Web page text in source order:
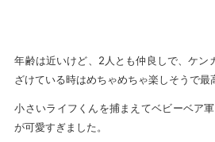
年齢は近いけど、2人とも仲良しで、ケン
ざけている時はめちゃめちゃ楽しそうで最
小さいライフくんを捕まえてベビーベア
が可愛すぎました。